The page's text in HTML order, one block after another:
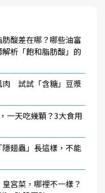
酸差在哪？哪些油富
析「飽和脂肪酸」的
肉 試試「含糖」豆漿
一天吃幾顆？3大食用
翅蟲」長這樣，不能
宮菜，哪裡不一樣？